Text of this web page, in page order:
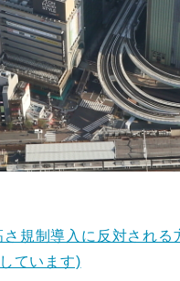
規制導入に反対される
ています)